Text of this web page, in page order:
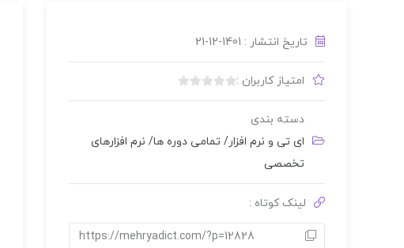
تاریخ انتشار : 1401-12-21
امتیاز کاربران :
رای
دسته بندی
ای تی و نرم افزار/ تمامی دوره ها/ نرم افزارهای
تخصصی
لینک کوتاه :
https://mehryadict.com/?p=12828